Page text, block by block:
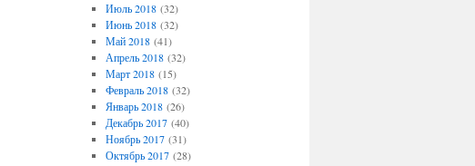
Июль 2018(32)
Июнь 2018(32)
Май 2018(41)
Апрель 2018(32)
Март 2018(15)
Февраль 2018(32)
Январь 2018(26)
Декабрь 2017(40)
Ноябрь 2017(31)
Октябрь 2017(28)